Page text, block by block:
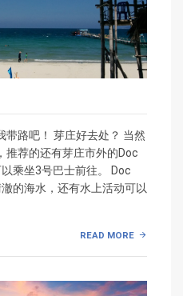
带路吧！ 芽庄好去处？ 当然
推荐的还有芽庄市外的Doc
乘坐3号巴士前往。 Doc
的海水，还有水上活动可以
READ MORE